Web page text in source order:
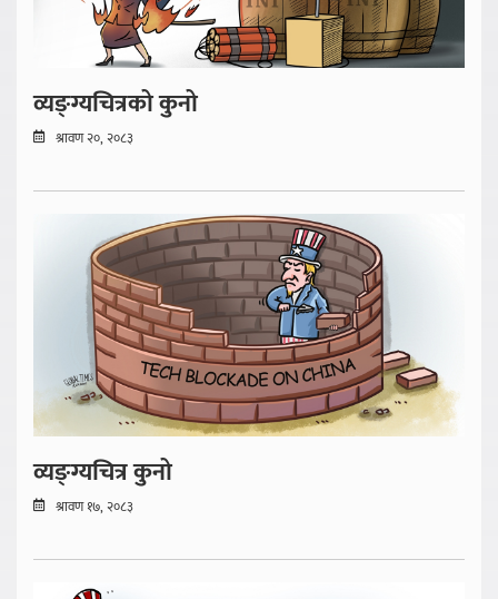
व्यङ्ग्यचित्रको कुनो
श्रावण २०, २०८३
व्यङ्ग्यचित्र कुनो
श्रावण १७, २०८३